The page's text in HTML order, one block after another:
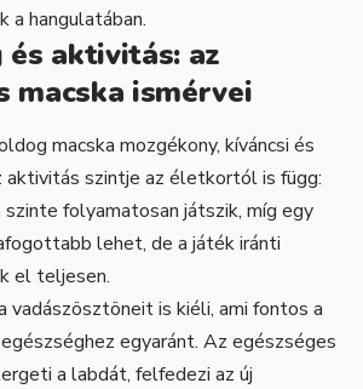
a hangulatában.
és aktivitás: az
macska ismérvei
macska mozgékony, kíváncsi és
aktivitás szintje az életkortól is függ:
folyamatosan játszik, míg egy
lehet, de a játék iránti
el teljesen.
vadászösztöneit is kiéli, ami fontos a
egyaránt. Az egészséges
a labdát, felfedezi az új